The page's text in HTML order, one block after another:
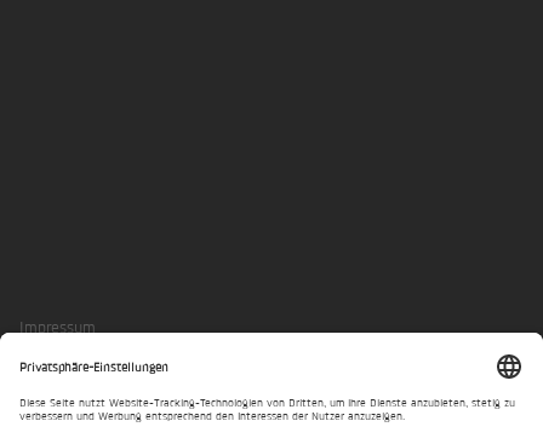
Impressum
Datenschutzerklärung
Privatsphäre-Einstellungen